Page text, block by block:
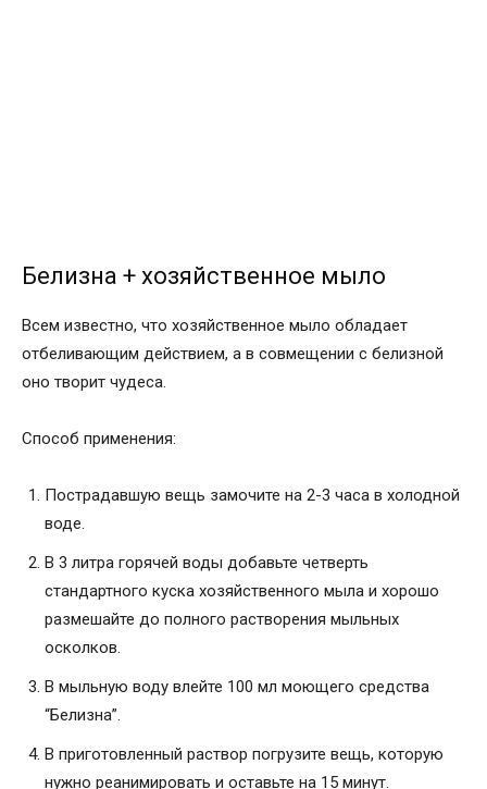
Белизна + хозяйственное мыло
Всем известно, что хозяйственное мыло обладает
отбеливающим действием, а в совмещении с белизной
оно творит чудеса.
Способ применения:
Пострадавшую вещь замочите на 2-3 часа в холодной
воде.
В 3 литра горячей воды добавьте четверть
стандартного куска хозяйственного мыла и хорошо
размешайте до полного растворения мыльных
осколков.
В мыльную воду влейте 100 мл моющего средства
“Белизна”.
В приготовленный раствор погрузите вещь, которую
нужно реанимировать и оставьте на 15 минут.